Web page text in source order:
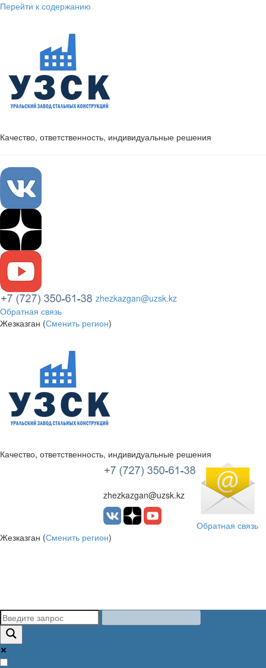
Перейти к содержанию
Качество, ответственность, индивидуальные решения
zhezkazgan@uzsk.kz
Обратная связь
Жезказган (Сменить регион)
УЗСК Казахстан
Качество, ответственность, индивидуальные решения
zhezkazgan@uzsk.kz
Обратная связь
Жезказган (Сменить регион)